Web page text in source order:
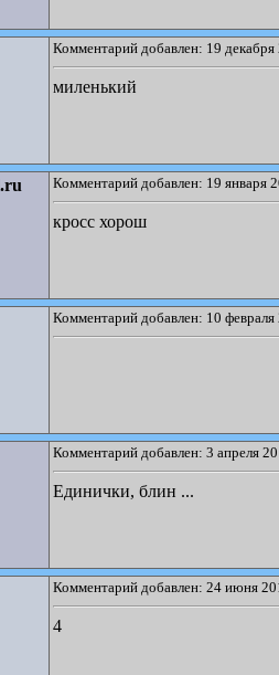
Комментарий добавлен: 19
миленький
Комментарий добавлен: 19 января
кросс хорош
Комментарий добавлен: 10
Комментарий добавлен: 3 апреля
Единички, блин ...
Комментарий добавлен: 24 июня
4